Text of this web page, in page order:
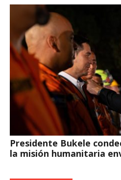
Presidente Bukele
la misión humanitaria